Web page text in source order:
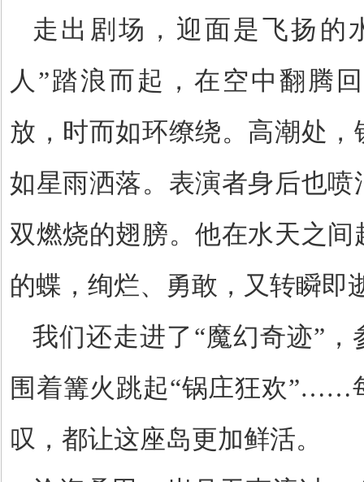
走出剧场，迎面是飞扬的
人”踏浪而起，在空中翻腾
放，时而如环缭绕。高潮处
如星雨洒落。表演者身后也
双燃烧的翅膀。他在水天之
的蝶，绚烂、勇敢，又转瞬即
我们还走进了 “魔幻奇迹”，
围着篝火跳起“锅庄狂欢”……
叹，都让这座岛更加鲜活。